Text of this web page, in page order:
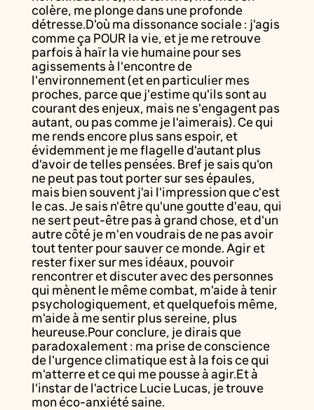
colère, me plonge dans une profonde
détresse.D'où ma dissonance sociale : j'agis
comme ça POUR la vie, et je me retrouve
parfois à haïr la vie humaine pour ses
agissements à l'encontre de
l'environnement (et en particulier mes
proches, parce que j'estime qu'ils sont au
courant des enjeux, mais ne s'engagent pas
autant, ou pas comme je l'aimerais). Ce qui
me rends encore plus sans espoir, et
évidemment je me flagelle d'autant plus
d'avoir de telles pensées. Bref je sais qu'on
ne peut pas tout porter sur ses épaules,
mais bien souvent j'ai l'impression que c'est
le cas. Je sais n'être qu'une goutte d'eau, qui
ne sert peut-être pas à grand chose, et d'un
autre côté je m'en voudrais de ne pas avoir
tout tenter pour sauver ce monde. Agir et
rester fixer sur mes idéaux, pouvoir
rencontrer et discuter avec des personnes
qui mènent le même combat, m'aide à tenir
psychologiquement, et quelquefois même,
m'aide à me sentir plus sereine, plus
heureuse.Pour conclure, je dirais que
paradoxalement : ma prise de conscience
de l'urgence climatique est à la fois ce qui
m'atterre et ce qui me pousse à agir.Et à
l'instar de l'actrice Lucie Lucas, je trouve
mon éco-anxiété saine.